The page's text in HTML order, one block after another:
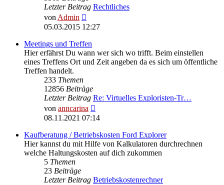
Letzter Beitrag Rechtliches
vonAdmin
Beitrag
05.03.2015 12:27
Meetings und Treffen
Hier erfährst Du wann wer sich wo trifft. Beim einstellen
eines Treffens Ort und Zeit angeben da es sich um öffentliche
Treffen handelt.
233 Themen
12856 Beiträge
Letzter Beitrag Re: Virtuelles Exploristen-Tr…
von anncarina
Beitrag
08.11.2021 07:14
Kaufberatung / Betriebskosten Ford Explorer
Hier kannst du mit Hilfe von Kalkulatoren durchrechnen
welche Haltungskosten auf dich zukommen
5 Themen
23 Beiträge
Letzter Beitrag Betriebskostenrechner